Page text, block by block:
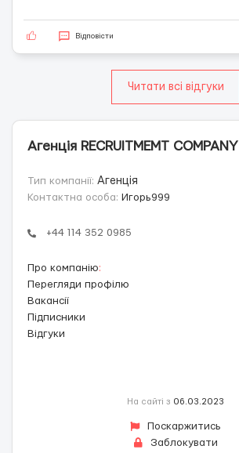
Відповісти
Читати всі відгуки
Агенція RECRUITMEMT COMPANY
Тип компанії: Агенція
Контактна особа: Игорь999
+44 114 352 0985
Про компанію:
Перегляди профілю
Вакансії
Підписники
Відгуки
На сайті з 06.03.2023
Поскаржитись
Заблокувати